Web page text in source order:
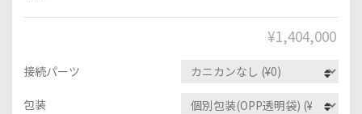
¥1,404,000
接続パーツ
包装